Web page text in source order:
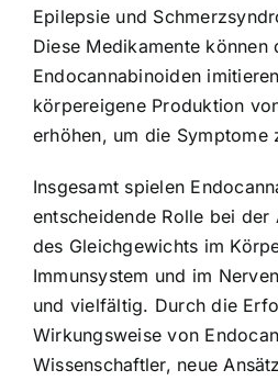
Epilepsie und
Diese Medikamente können
Endocannabinoiden
körpereigene Produktion
erhöhen, um die Symptome
Insgesamt spielen
entscheidende Rolle bei der
des Gleichgewichts im
Immunsystem und im
und vielfältig. Durch die
Wirkungsweise von
Wissenschaftler, neue